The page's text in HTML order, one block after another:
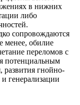
в нижних
либо
сопровождаются
менее, обилие
переломов с
потенциальным
развития гнойно-
генерализации